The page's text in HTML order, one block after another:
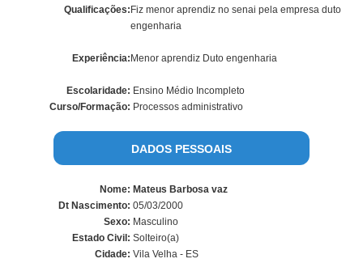
Qualificações: Fiz menor aprendiz no senai pela empresa duto
engenharia
Experiência: Menor aprendiz Duto engenharia
Escolaridade: Ensino Médio Incompleto
Curso/Formação: Processos administrativo
DADOS PESSOAIS
Nome: Mateus Barbosa vaz
Dt Nascimento: 05/03/2000
Sexo: Masculino
Estado Civil: Solteiro(a)
Cidade: Vila Velha - ES